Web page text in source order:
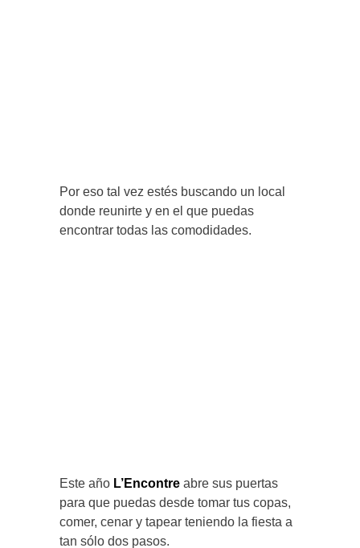
Por eso tal vez estés buscando un local
donde reunirte y en el que puedas
encontrar todas las comodidades.
Este año L’Encontre abre sus puertas
para que puedas desde tomar tus copas,
comer, cenar y tapear teniendo la fiesta a
tan sólo dos pasos.